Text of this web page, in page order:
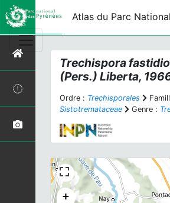
Atlas du Parc
Trechispora
(Pers.) Liberta,
Ordre : Trechisporales
Sistotremataceae
Genre :
+